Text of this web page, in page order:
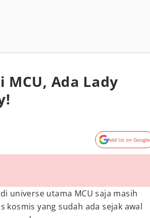
Ada Lady
Add Us on Google
universe utama MCU saja masih
kosmis yang sudah ada sejak awal